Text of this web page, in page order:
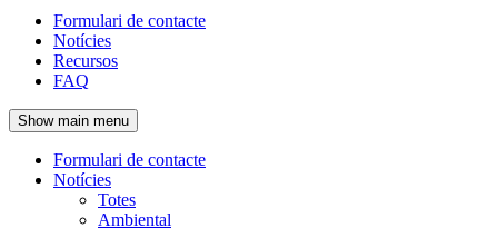
Navegació
principal
de
l'encapçalament
Formulari de contacte
Notícies
Recursos
FAQ
Show main menu
Navegació
principal
Formulari de contacte
Notícies
Totes
Ambiental